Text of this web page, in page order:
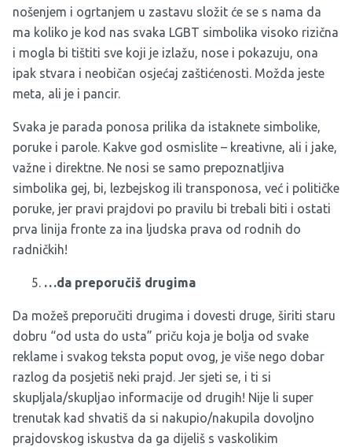
nošenjem i ogrtanjem u zastavu složit će se s nama da
ma koliko je kod nas svaka LGBT simbolika visoko rizična
i mogla bi tištiti sve koji je izlažu, nose i pokazuju, ona
ipak stvara i neobičan osjećaj zaštićenosti. Možda jeste
meta, ali je i pancir.
Svaka je parada ponosa prilika da istaknete simbolike,
poruke i parole. Kakve god osmislite – kreativne, ali i jake,
važne i direktne. Ne nosi se samo prepoznatljiva
simbolika gej, bi, lezbejskog ili transponosa, već i političke
poruke, jer pravi prajdovi po pravilu bi trebali biti i ostati
prva linija fronte za ina ljudska prava od rodnih do
radničkih!
…da preporučiš drugima
Da možeš preporučiti drugima i dovesti druge, širiti staru
dobru “od usta do usta” priču koja je bolja od svake
reklame i svakog teksta poput ovog, je više nego dobar
razlog da posjetiš neki prajd. Jer sjeti se, i ti si
skupljala/skupljao informacije od drugih! Nije li super
trenutak kad shvatiš da si nakupio/nakupila dovoljno
prajdovskog iskustva da ga dijeliš s vaskolikim